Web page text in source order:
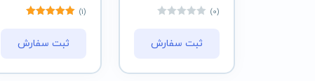
(0)
ثبت سفارش
(1)
ثبت سفارش